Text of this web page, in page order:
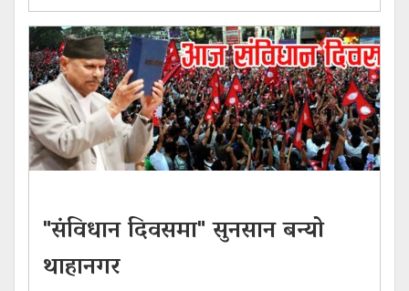
"संविधान दिवसमा" सुनसान बन्यो
थाहानगर